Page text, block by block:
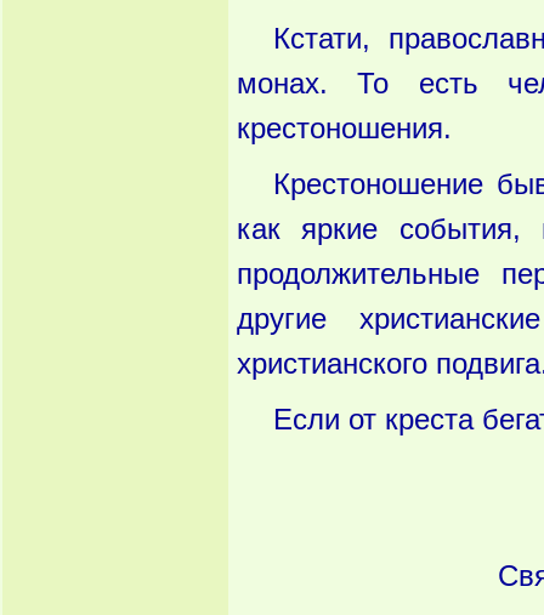
Кстати,
монах. То есть
крестоношения.
Крестоношение
как яркие
продолжительные
другие
христианского
Если от креста